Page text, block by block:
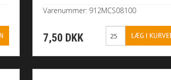
Varenummer: 912MCS08100
7,50 DKK